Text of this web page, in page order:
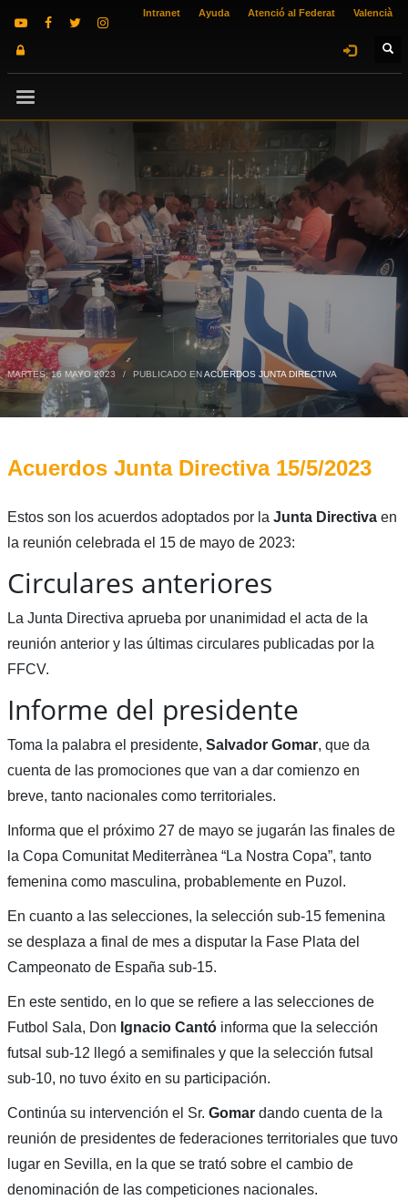
Intranet Ayuda Atenció al Federat Valencià
MARTES, 16 MAYO 2023 / PUBLICADO EN ACUERDOS JUNTA DIRECTIVA
Acuerdos Junta Directiva 15/5/2023
Estos son los acuerdos adoptados por laJunta Directivaen
la reunión celebrada el 15 de mayo de 2023:
Circulares anteriores
La Junta Directiva aprueba por unanimidad el acta de la
reunión anterior y las últimas circulares publicadas por la
FFCV.
Informe del presidente
Toma la palabra el presidente, Salvador Gomar, que da
cuenta de las promociones que van a dar comienzo en
breve, tanto nacionales como territoriales.
Informa que el próximo 27 de mayo se jugarán las finales de
la Copa Comunitat Mediterrànea “La Nostra Copa”, tanto
femenina como masculina, probablemente en Puzol.
En cuanto a las selecciones, la selección sub-15 femenina
se desplaza a final de mes a disputar la Fase Plata del
Campeonato de España sub-15.
En este sentido, en lo que se refiere a las selecciones de
Futbol Sala, Don Ignacio Cantó informa que la selección
futsal sub-12 llegó a semifinales y que la selección futsal
sub-10, no tuvo éxito en su participación.
Continúa su intervención el Sr. Gomardando cuenta de la
reunión de presidentes de federaciones territoriales que tuvo
lugar en Sevilla, en la que se trató sobre el cambio de
denominación de las competiciones nacionales.